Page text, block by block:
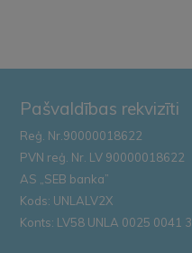
Pašvaldības rekvizīti
Reģ. Nr.90000018622
PVN reģ. Nr. LV 90000018622
AS „SEB banka”
Kods: UNLALV2X
Konts: LV58 UNLA 0025 0041